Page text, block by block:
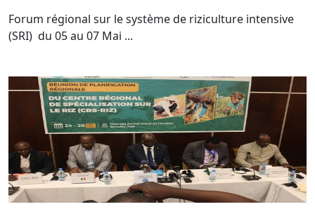
Forum régional sur le système de riziculture intensive
(SRI) du 05 au 07 Mai ...